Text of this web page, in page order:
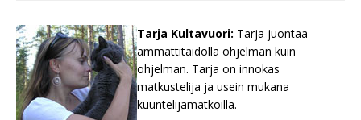
Tarja Kultavuori: Tarja juontaa
ammattitaidolla ohjelman kuin
ohjelman. Tarja on innokas
matkustelija ja usein mukana
kuuntelijamatkoilla.